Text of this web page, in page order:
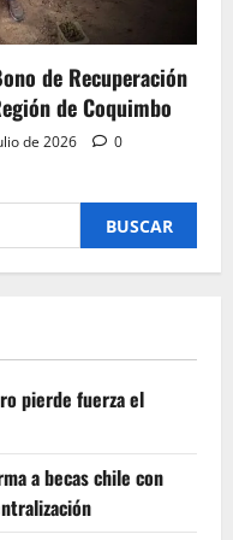
de Recuperación
de Coquimbo
de 2026 0
pierde fuerza el
a becas chile con